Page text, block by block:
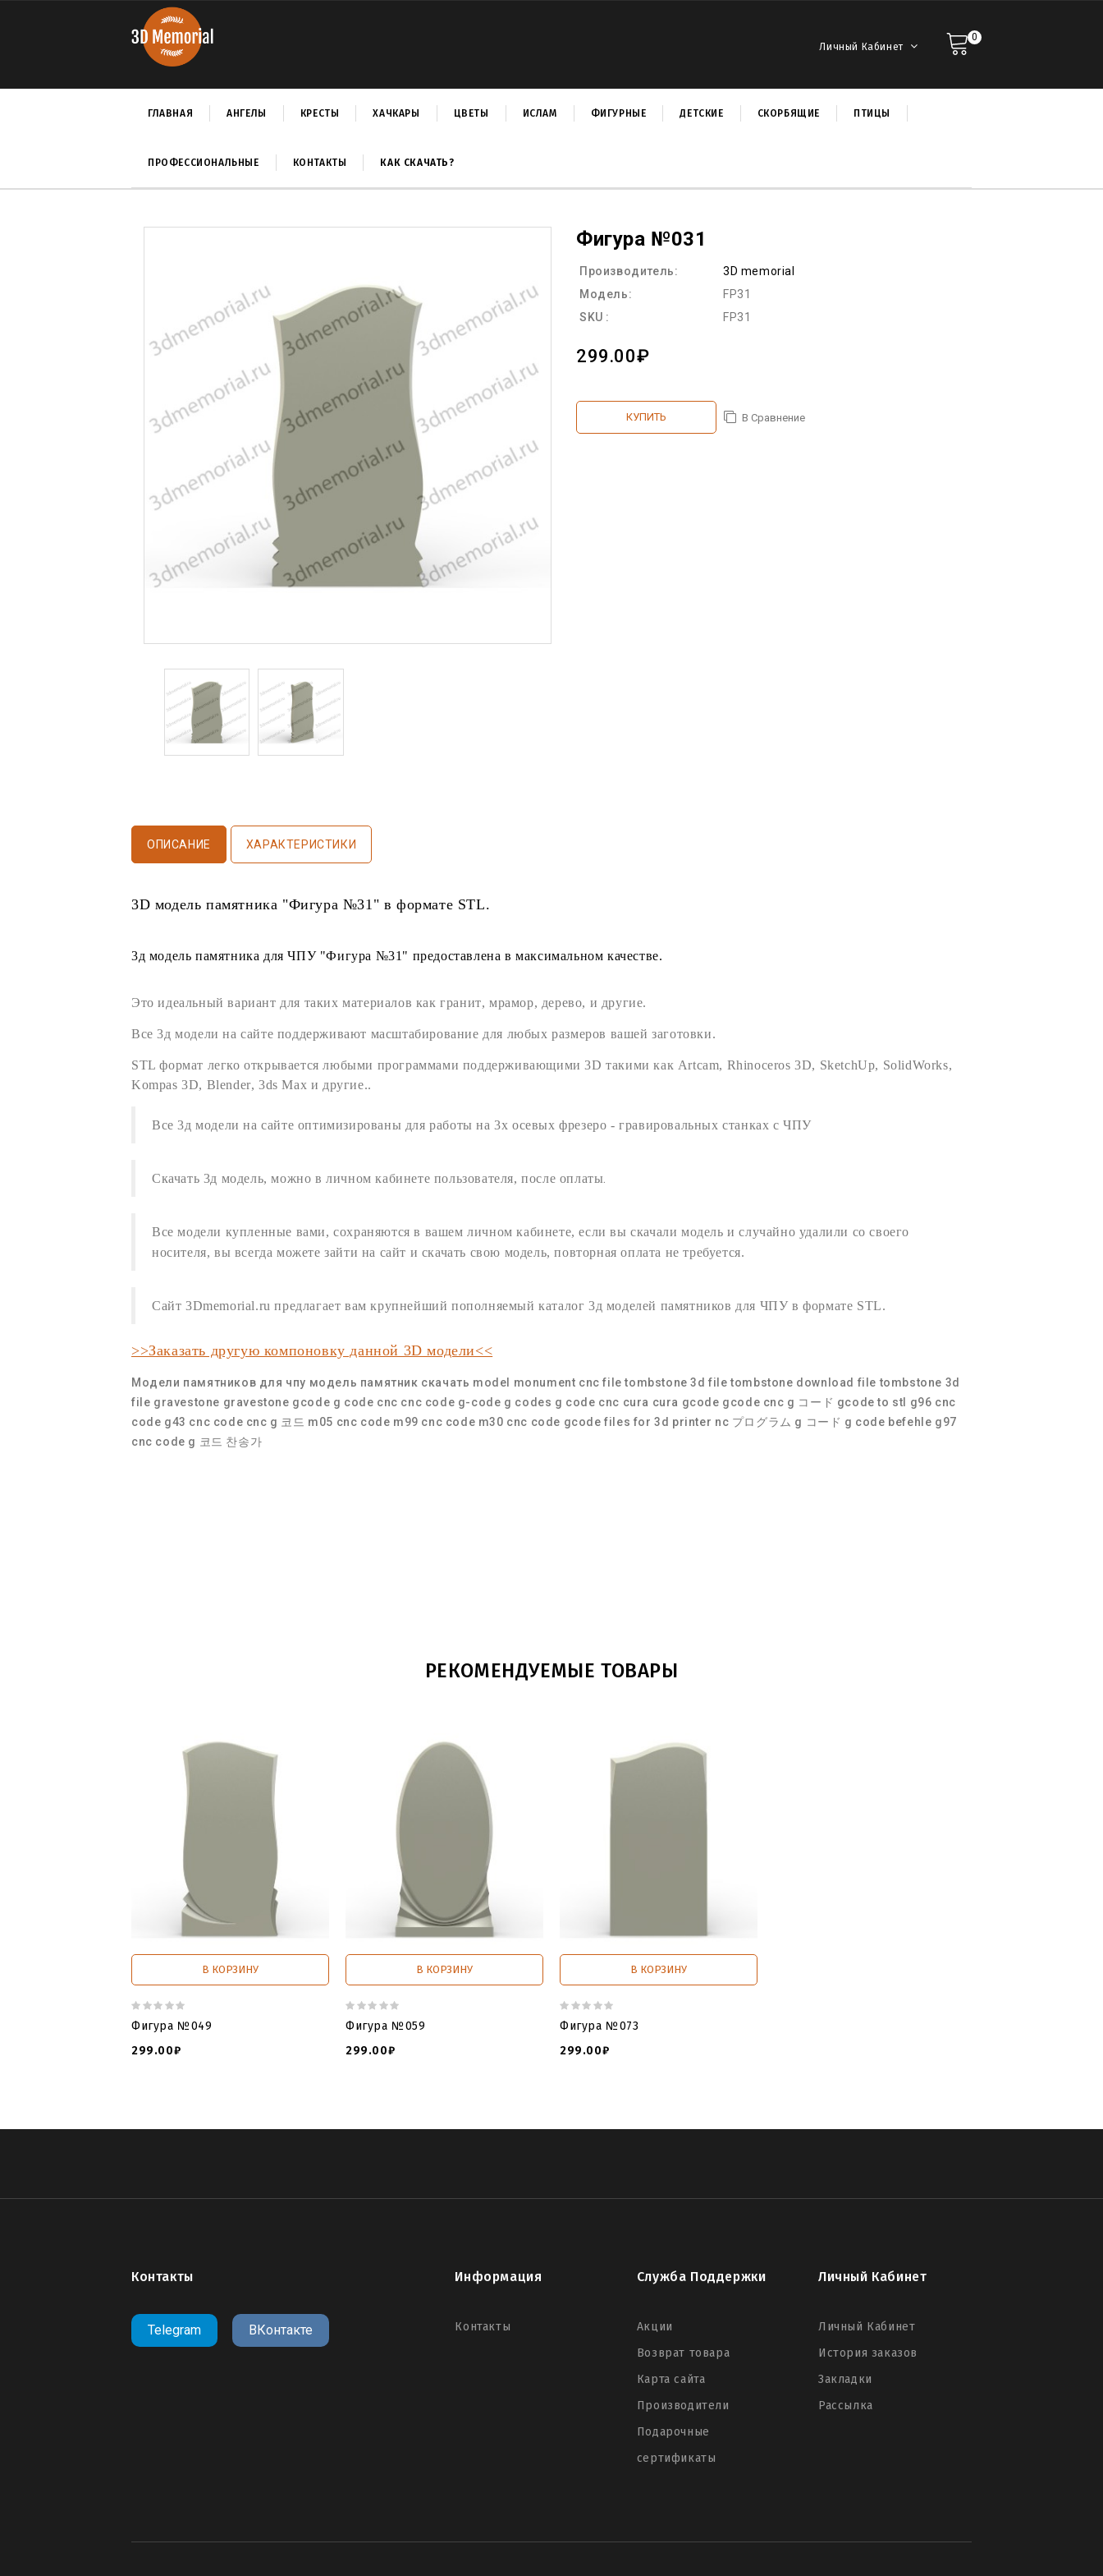
Личный Кабинет
0
ГЛАВНАЯ АНГЕЛЫ КРЕСТЫ ХАЧКАРЫ ЦВЕТЫ ИСЛАМ ФИГУРНЫЕ ДЕТСКИЕ СКОРБЯЩИЕ ПТИЦЫ
ПРОФЕССИОНАЛЬНЫЕ КОНТАКТЫ КАК СКАЧАТЬ?
Фигура №031
Производитель:
3D memorial
Модель:
FP31
SKU :
FP31
299.00₽
КУПИТЬ В Сравнение
ОПИСАНИЕ ХАРАКТЕРИСТИКИ
3D модель памятника "Фигура №31" в формате STL.
3д модель памятника дляЧПУ"Фигура №31" предоставлена в максимальном качестве.
Это идеальный вариант для таких материалов какгранит,мрамор, дерево, и другие.
Все3д модели на сайте поддерживают масштабирование для любых размеров вашей заготовки.
STL формат легко открывается любыми программами поддерживающими3D такими как Artcam, Rhinoceros 3D, SketchUp, SolidWorks,
Kompas 3D, Blender,3ds Max и другие..
Все3д модели на сайте оптимизированы для работы на 3х осевыхфрезеро - гравировальных станках сЧПУ
Скачать 3д модель,можно в личном кабинете пользователя,после оплаты.
Все модели купленные вами, сохраняются в вашем личном кабинете, если вы скачали модель и случайно удалили со своего
носителя, вы всегда можете зайти на сайт и скачать свою модель, повторная оплата не требуется.
Сайт 3Dmemorial.ru предлагает вам крупнейший пополняемыйкаталог 3д моделей памятников для ЧПУ в формате STL.
>>Заказать другую компоновку данной 3D модели<<
Модели памятников для чпу модель памятник скачать model monument cnc file tombstone 3d file tombstone download file tombstone 3d
file gravestone gravestone gcode g code cnc cnc code g-code g codes g code cnc cura cura gcode gcode cnc g コード gcode to stl
g96 cnc
code g43 cnc code cnc g 코드 m05 cnc code m99 cnc code m30 cnc code gcode files for 3d printer nc プログラム g コード g code befehle g97
cnc code g 코드 찬송가
РЕКОМЕНДУЕМЫЕ ТОВАРЫ
В КОРЗИНУ
Фигура №049
299.00₽
В КОРЗИНУ
Фигура №059
299.00₽
В КОРЗИНУ
Фигура №073
299.00₽
Контакты
Telegram ВКонтакте
Информация
Контакты
Служба Поддержки
Акции
Возврат товара
Карта сайта
Производители
Подарочные
сертификаты
Личный Кабинет
Личный Кабинет
История заказов
Закладки
Рассылка